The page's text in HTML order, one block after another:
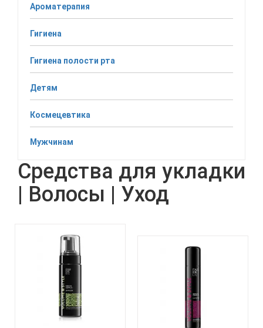
Ароматерапия
Гигиена
Гигиена полости рта
Детям
Космецевтика
Мужчинам
Средства для укладки
| Волосы | Уход